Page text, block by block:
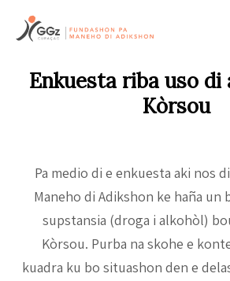
contentEnkuesta riba uso di
Kòrsou
Pa medio di e enkuesta aki nos
Maneho di Adikshon ke haña un
supstansia (droga i alkohòl)
Kòrsou. Purba na skohe e
kuadra ku bo situashon den e